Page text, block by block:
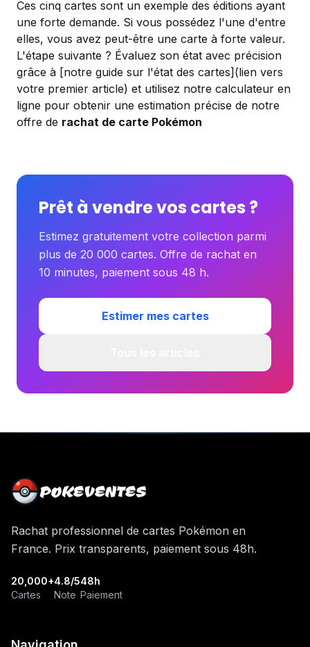
Ces cinq cartes sont un exemple des éditions ayant
une forte demande. Si vous possédez l'une d'entre
elles, vous avez peut-être une carte à forte valeur.
L'étape suivante ? Évaluez son état avec précision
grâce à [notre guide sur l'état des cartes](lien vers
votre premier article) et utilisez notre calculateur en
ligne pour obtenir une estimation précise de notre
offre de rachat de carte Pokémon
Prêt à vendre vos cartes ?
Estimez gratuitement votre collection parmi
plus de 20 000 cartes. Offre de rachat en
10 minutes, paiement sous 48 h.
Estimer mes cartes
POKEVENTES
Rachat professionnel de cartes Pokémon en
France. Prix transparents, paiement sous 48h.
20,000+
Cartes
4.8/5
Note
48h
Paiement